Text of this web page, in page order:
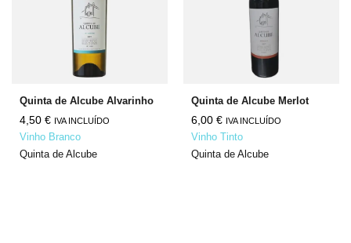
Quinta de Alcube Alvarinho
4,50 € IVA INCLUÍDO
Vinho Branco
Quinta de Alcube
Quinta de Alcube Merlot
6,00 € IVA INCLUÍDO
Vinho Tinto
Quinta de Alcube